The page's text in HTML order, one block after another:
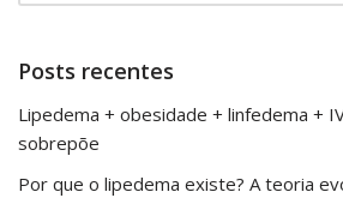
Posts recentes
Lipedema + obesidade + linfedema +
sobrepõe
Por que o lipedema existe? A teoria